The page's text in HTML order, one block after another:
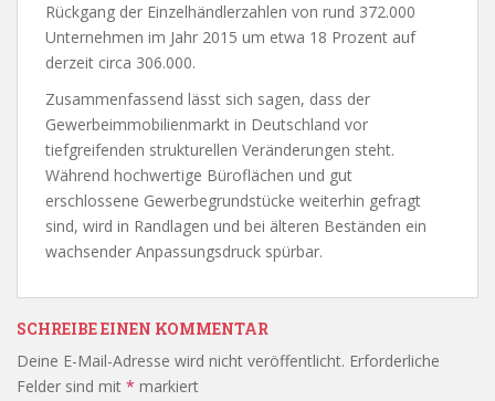
Rückgang der Einzelhändlerzahlen von rund 372.000
Unternehmen im Jahr 2015 um etwa 18 Prozent auf
derzeit circa 306.000.
Zusammenfassend lässt sich sagen, dass der
Gewerbeimmobilienmarkt in Deutschland vor
tiefgreifenden strukturellen Veränderungen steht.
Während hochwertige Büroflächen und gut
erschlossene Gewerbegrundstücke weiterhin gefragt
sind, wird in Randlagen und bei älteren Beständen ein
wachsender Anpassungsdruck spürbar.
SCHREIBE EINEN KOMMENTAR
Deine E-Mail-Adresse wird nicht veröffentlicht. Erforderliche
Felder sind mit * markiert